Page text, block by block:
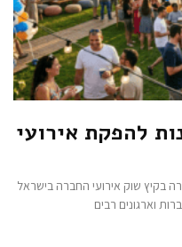
להפקת אירועי
בקיץ שוק אירועי החברה בישראל
וארגונים רבים